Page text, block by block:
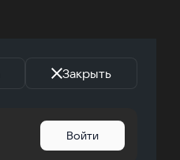
Закрыть
Войти